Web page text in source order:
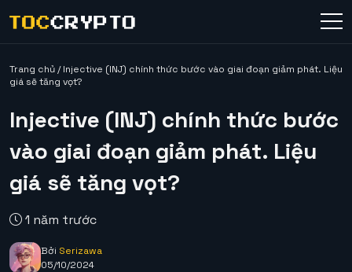
Trang chủ/Injective (INJ) chính thức bước vào giai đoạn giảm phát. Liệu
giá sẽ tăng vọt?
Injective (INJ) chính thức bước
vào giai đoạn giảm phát. Liệu
giá sẽ tăng vọt?
1 năm trước
Bởi Serizawa
05/10/2024